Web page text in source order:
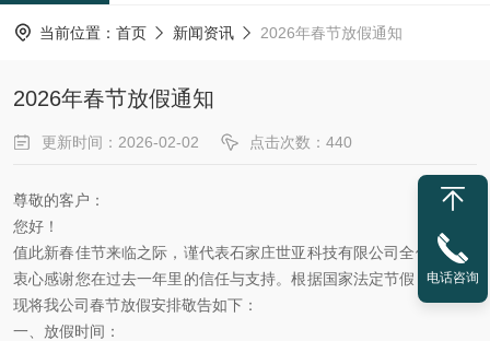
当前位置： 首页 新闻资讯 2026年春节放假通知
2026年春节放假通知
更新时间：2026-02-02 点击次数：440
尊敬的客户：
您好！
值此新春佳节来临之际，谨代表石家庄世亚科技有限公司全体同仁，
衷心感谢您在过去一年里的信任与支持。根据国家法定节假日安排，
现将我公司春节放假安排敬告如下：
一、放假时间：
电话咨询